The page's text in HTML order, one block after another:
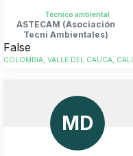
Técnico ambiental
ASTECAM (Asociación
Tecni Ambientales)
False
COLOMBIA, VALLE DEL CAUCA, CALI
MD